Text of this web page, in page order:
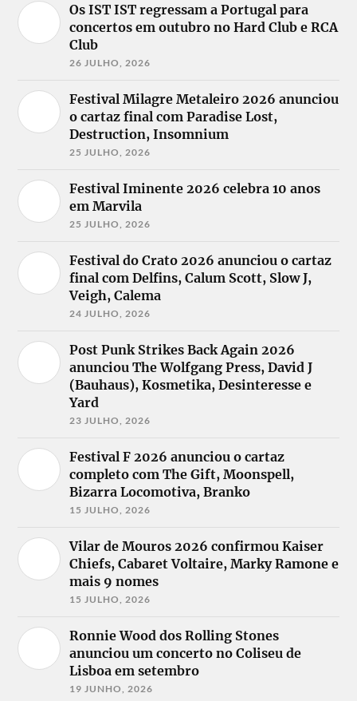
Os IST IST regressam a Portugal para
concertos em outubro no Hard Club e RCA
Club
26 JULHO, 2026
Festival Milagre Metaleiro 2026 anunciou
o cartaz final com Paradise Lost,
Destruction, Insomnium
25 JULHO, 2026
Festival Iminente 2026 celebra 10 anos
em Marvila
25 JULHO, 2026
Festival do Crato 2026 anunciou o cartaz
final com Delfins, Calum Scott, Slow J,
Veigh, Calema
24 JULHO, 2026
Post Punk Strikes Back Again 2026
anunciou The Wolfgang Press, David J
(Bauhaus), Kosmetika, Desinteresse e
Yard
23 JULHO, 2026
Festival F 2026 anunciou o cartaz
completo com The Gift, Moonspell,
Bizarra Locomotiva, Branko
15 JULHO, 2026
Vilar de Mouros 2026 confirmou Kaiser
Chiefs, Cabaret Voltaire, Marky Ramone e
mais 9 nomes
15 JULHO, 2026
Ronnie Wood dos Rolling Stones
anunciou um concerto no Coliseu de
Lisboa em setembro
19 JUNHO, 2026